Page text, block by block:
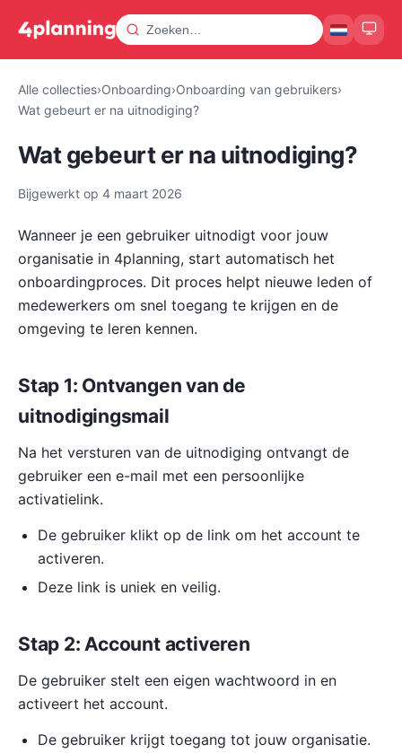
Alle collecties›Onboarding›Onboarding van gebruikers›
Wat gebeurt er na uitnodiging?
Wat gebeurt er na uitnodiging?
Bijgewerkt op 4 maart 2026
Wanneer je een gebruiker uitnodigt voor jouw
organisatie in 4planning, start automatisch het
onboardingproces. Dit proces helpt nieuwe leden of
medewerkers om snel toegang te krijgen en de
omgeving te leren kennen.
Stap 1: Ontvangen van de
uitnodigingsmail
Na het versturen van de uitnodiging ontvangt de
gebruiker een e-mail met een persoonlijke
activatielink.
De gebruiker klikt op de link om het account te
activeren.
Deze link is uniek en veilig.
Stap 2: Account activeren
De gebruiker stelt een eigen wachtwoord in en
activeert het account.
De gebruiker krijgt toegang tot jouw organisatie.